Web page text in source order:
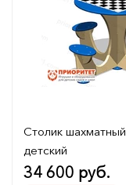
Столик шахматный
детский
34 600 руб.